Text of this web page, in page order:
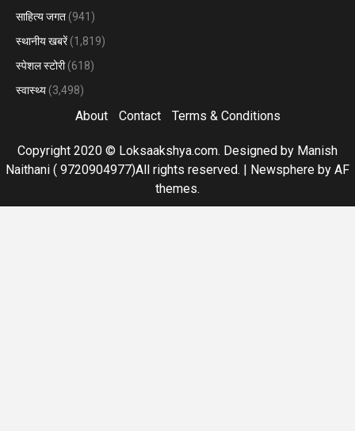
साहित्य जगत (941)
स्थानीय खबरें(1,819)
स्पेशल स्टोरी(618)
स्वास्थ्य (3,498)
About Contact Terms & Conditions
Copyright 2020 © Loksaakshya.com. Designed by Manish
Naithani ( 9720904977)All rights reserved.
Newsphere by AF
themes.